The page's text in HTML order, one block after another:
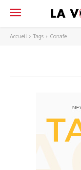
Accueil Tags Conafe